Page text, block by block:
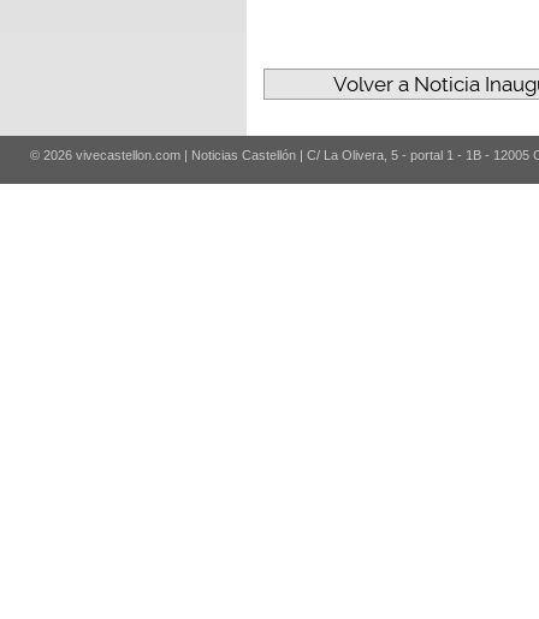
Volver a Noticia
© 2026 vivecastellon.com | Noticias Castellón | C/ La Olivera, 5 - portal 1 - 1B - 12005